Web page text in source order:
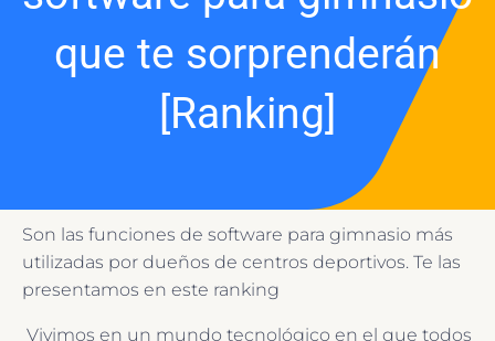
que te sorprenderán
[Ranking]
Son las funciones de software para gimnasio más
utilizadas por dueños de centros deportivos. Te las
presentamos en este ranking
Vivimos en un mundo tecnológico en el que todos